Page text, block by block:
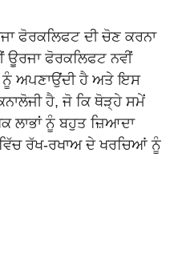
ਫੋਰਕਲਿਫਟ ਦੀ ਚੋਣ ਕਰਨਾ
ਊਰਜਾ ਫੋਰਕਲਿਫਟ ਨਵੀਂ
ਨੂੰ ਅਪਣਾਉਂਦੀ ਹੈ ਅਤੇ ਇਸ
ਹੈ, ਜੋ ਕਿ ਥੋੜ੍ਹੇ ਸਮੇਂ
ਲਾਭਾਂ ਨੂੰ ਬਹੁਤ ਜ਼ਿਆਦਾ
ਰੱਖ-ਰਖਾਅ ਦੇ ਖਰਚਿਆਂ ਨੂੰ